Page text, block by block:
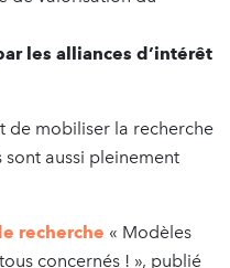
les alliances d’intérêt
de mobiliser la recherche
sont aussi pleinement
recherche « Modèles
concernés ! », publié